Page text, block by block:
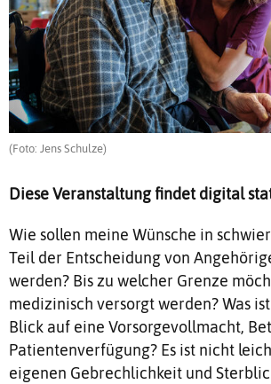
(Foto: Jens Schulze)
Diese Veranstaltung findet digital
Wie sollen meine Wünsche in
Teil der Entscheidung von
werden? Bis zu welcher Grenze
medizinisch versorgt werden? Was
Blick auf eine Vorsorgevollmacht,
Patientenverfügung? Es ist nicht
eigenen Gebrechlichkeit und